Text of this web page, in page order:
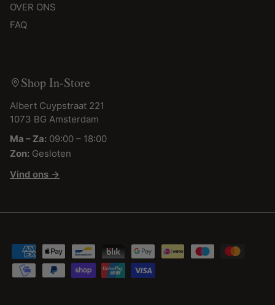
OVER ONS
FAQ
Shop In-Store
Albert Cuypstraat 221
1073 BG Amsterdam
Ma – Za: 09:00 – 18:00
Zon: Gesloten
Vind ons →